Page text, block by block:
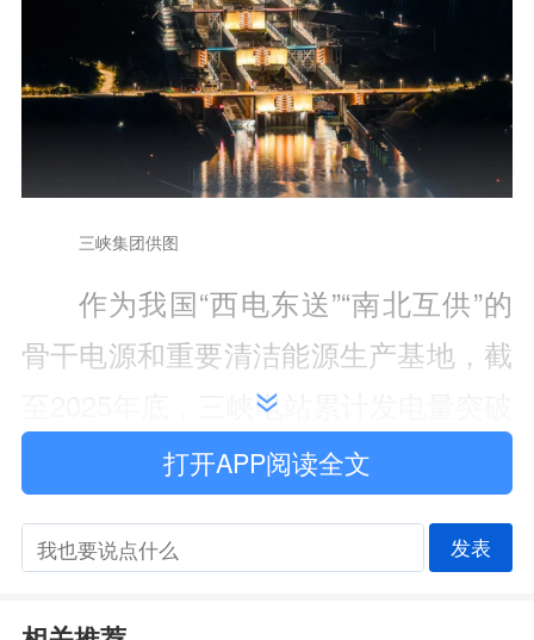
三峡集团供图
作为我国“西电东送”“南北互供”的
骨干电源和重要清洁能源生产基地，截
至2025年底，三峡电站累计发电量突破
1.8万亿千瓦时，相当于节约标准煤约
5.4亿吨，减排二氧化碳约14.8亿吨。
三峡库区也是我国生物多样性保护
的重要区域。截至目前，三峡集团已建
打开APP阅读全文
发表